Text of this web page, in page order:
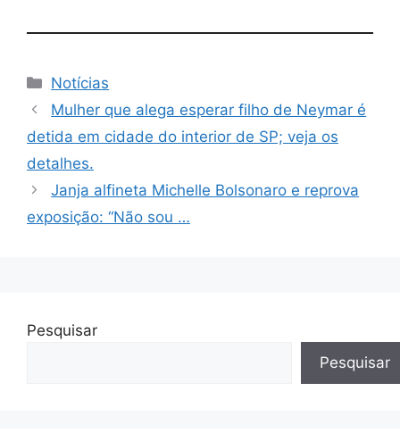
Categorias
Notícias
Mulher que alega esperar filho de Neymar é
detida em cidade do interior de SP; veja os
detalhes.
Janja alfineta Michelle Bolsonaro e reprova
exposição: “Não sou …
Pesquisar
Pesquisar